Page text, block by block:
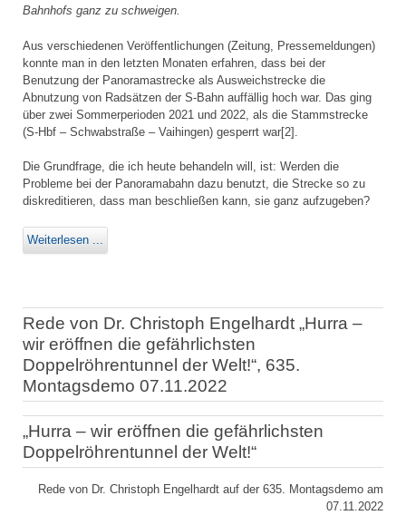
Bahnhofs ganz zu schweigen.
Aus verschiedenen Veröffentlichungen (Zeitung, Pressemeldungen)
konnte man in den letzten Monaten erfahren, dass bei der
Benutzung der Panoramastrecke als Ausweichstrecke die
Abnutzung von Radsätzen der S-Bahn auffällig hoch war. Das ging
über zwei Sommerperioden 2021 und 2022, als die Stammstrecke
(S-Hbf – Schwabstraße – Vaihingen) gesperrt war[2].
Die Grundfrage, die ich heute behandeln will, ist: Werden die
Probleme bei der Panoramabahn dazu benutzt, die Strecke so zu
diskreditieren, dass man beschließen kann, sie ganz aufzugeben?
Weiterlesen ...
Rede von Dr. Christoph Engelhardt „Hurra –
wir eröffnen die gefährlichsten
Doppelröhrentunnel der Welt!“, 635.
Montagsdemo 07.11.2022
„Hurra – wir eröffnen die gefährlichsten
Doppelröhrentunnel der Welt!“
Rede von Dr. Christoph Engelhardt auf der 635. Montagsdemo am
07.11.2022